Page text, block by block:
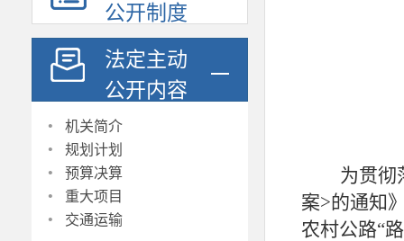
公开制度
法定主动
公开内容
· 机关简介
· 规划计划
· 预算决算
· 重大项目
· 交通运输
为贯彻
案>的通知
农村公路“